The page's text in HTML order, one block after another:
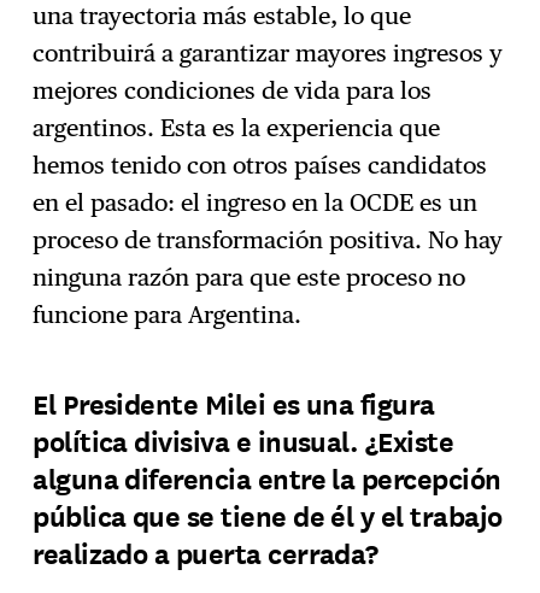
una trayectoria más estable, lo que
contribuirá a garantizar mayores ingresos y
mejores condiciones de vida para los
argentinos. Esta es la experiencia que
hemos tenido con otros países candidatos
en el pasado: el ingreso en la OCDE es un
proceso de transformación positiva. No hay
ninguna razón para que este proceso no
funcione para Argentina.
El Presidente Milei es una figura
política divisiva e inusual. ¿Existe
alguna diferencia entre la percepción
pública que se tiene de él y el trabajo
realizado a puerta cerrada?